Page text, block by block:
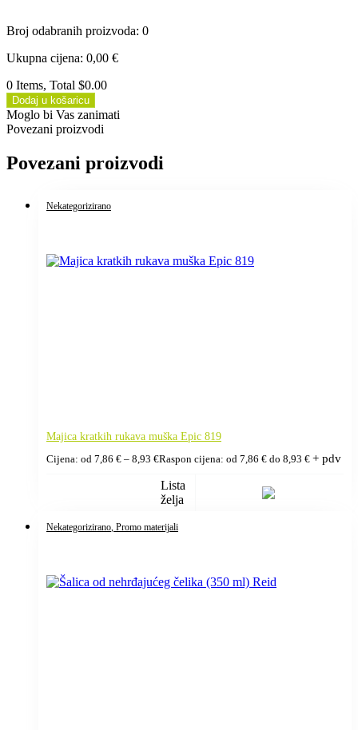
Broj odabranih proizvoda: 0
Ukupna cijena: 0,00 €
0 Items, Total $0.00
Dodaj u košaricu
Moglo bi Vas zanimati
Povezani proizvodi
Povezani proizvodi
Nekategorizirano
Majica kratkih rukava muška Epic 819
Cijena: od 7,86 € – 8,93 €Raspon cijena: od 7,86 € do 8,93 € + pdv
Lista
želja
Nekategorizirano , Promo materijali